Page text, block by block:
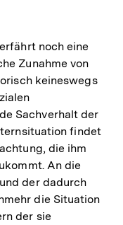
noch eine
Zunahme von
keineswegs
Sachverhalt der
findet
die ihm
An die
der dadurch
die Situation
der sie